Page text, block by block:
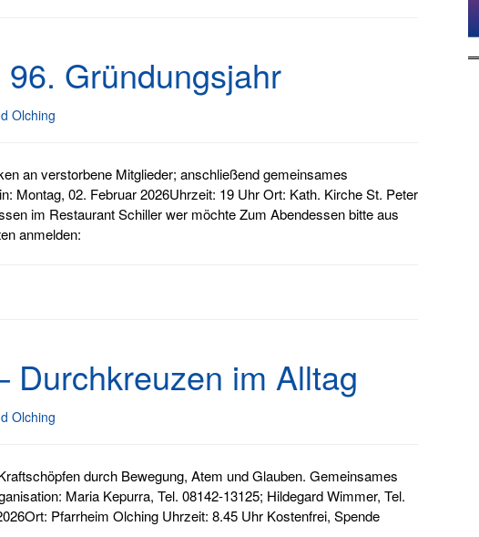
Gründungsjahr
Olching
an verstorbene Mitglieder; anschließend gemeinsames
Montag, 02. Februar 2026Uhrzeit: 19 Uhr Ort: Kath. Kirche St. Peter
im Restaurant Schiller wer möchte Zum Abendessen bitte aus
anmelden:
Durchkreuzen im Alltag
Olching
durch Bewegung, Atem und Glauben. Gemeinsames
Maria Kepurra, Tel. 08142-13125; Hildegard Wimmer, Tel.
Pfarrheim Olching Uhrzeit: 8.45 Uhr Kostenfrei, Spende